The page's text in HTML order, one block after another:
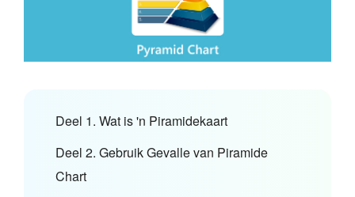
Deel 1. Wat is 'n Piramidekaart
Deel 2. Gebruik Gevalle van Piramide
Chart